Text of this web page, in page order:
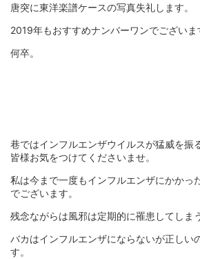
唐突に東洋楽譜ケースの写真失礼します。
2019年もおすすめナンバーワンでございま
何卒。
巷ではインフルエンザウイルスが猛威を振
皆様お気をつけてくださいませ。
私は今まで一度もインフルエンザにかかっ
でございます。
残念ながらは風邪は定期的に罹患してしま
バカはインフルエンザにならないが正しい
す。